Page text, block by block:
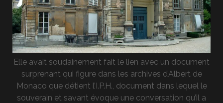
Elle avait soudainement fait le lien avec un document
surprenant qui figure dans les archives d’Albert de
Monaco que détient l’I.P.H., document dans lequel le
souverain et savant évoque une conversation qu’il a